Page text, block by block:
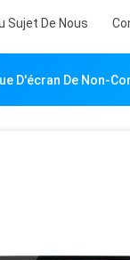
Sujet De Nous
D'écran De Non-